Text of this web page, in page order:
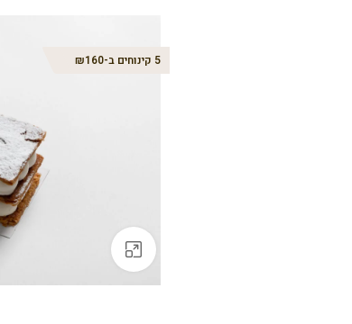
5 קינוחים ב-₪160
Click to enlarge